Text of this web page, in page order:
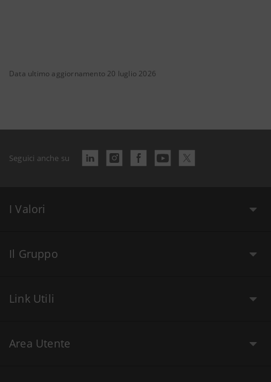
Data ultimo aggiornamento 20 luglio 2026
Seguici anche su
I Valori
Il Gruppo
Link Utili
Area Utente